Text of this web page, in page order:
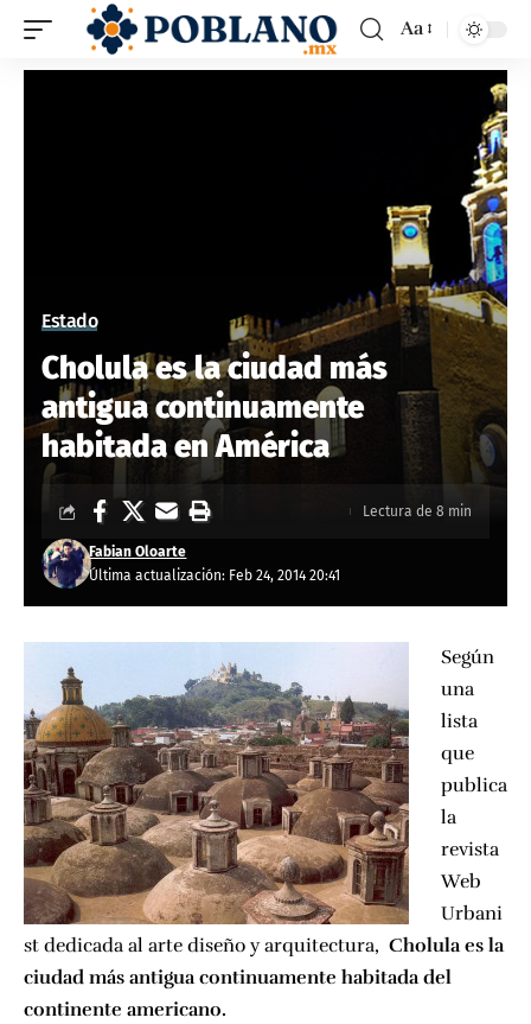
Aa
Estado
Cholula es la ciudad más
antigua continuamente
habitada en América
Última actualización: Feb 24, 2014 20:41
Fabian Oloarte
Lectura de 8 min
Según
una
lista
que
publica
la
revista
Web
Urbani
st dedicada al arte diseño y arquitectura, Cholula es la
ciudad más antigua continuamente habitada del
continente americano.